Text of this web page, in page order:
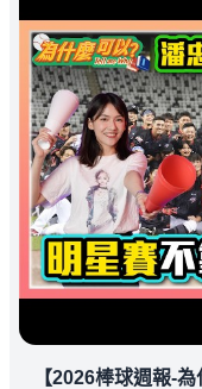
【2026棒球週報-